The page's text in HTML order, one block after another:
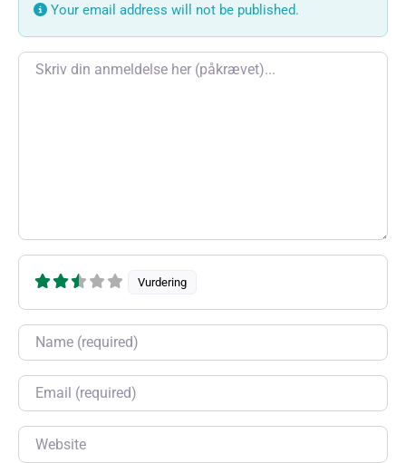
Your email address will not be published.
Review text
Vurdering
Name
Email
Website